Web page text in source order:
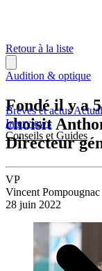
Brèves et actus
Interviews
Conseils et Guides
Retour à la liste
Audition & optique
Fondé il y a
choisit
Directeur
VP
Vincent Pompougnac
28 juin 2022